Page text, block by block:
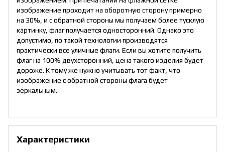
изображение проходит на оборотную сторону примерно
на 30%, и с обратной стороны мы получаем более тусклую
картинку, флаг получается односторонний. Однако это
допустимо, по такой технологии производятся
практически все уличные флаги. Если вы хотите получить
флаг на 100% двухсторонний, цена такого изделия будет
дороже. К тому же нужно учитывать тот факт, что
изображение с обратной стороны флага будет
зеркальным.
Характеристики